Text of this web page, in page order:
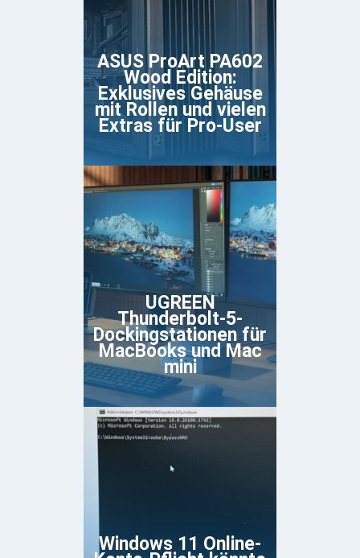
ASUS ProArt PA602
Wood Edition:
Exklusives Gehäuse
mit Rollen und vielen
Extras für Pro-User
UGREEN
Thunderbolt-5-
Dockingstationen für
MacBooks und Mac
mini
Windows 11 Online-